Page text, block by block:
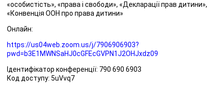
«особистість», «права і свободи», «Декларації прав дитини»,
«Конвенція ООН про права дитини»
Онлайн:
https://us04web.zoom.us/j/7906906903?
pwd=b3E1MWNSaHJ0cGFEcGVPN1J2OHJxdz09
Ідентифікатор конференції: 790 690 6903
Код доступу: 5uVvq7